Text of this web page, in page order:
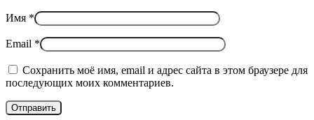
Имя *
Email *
Сохранить моё имя, email и адрес сайта в этом браузере для
последующих моих комментариев.